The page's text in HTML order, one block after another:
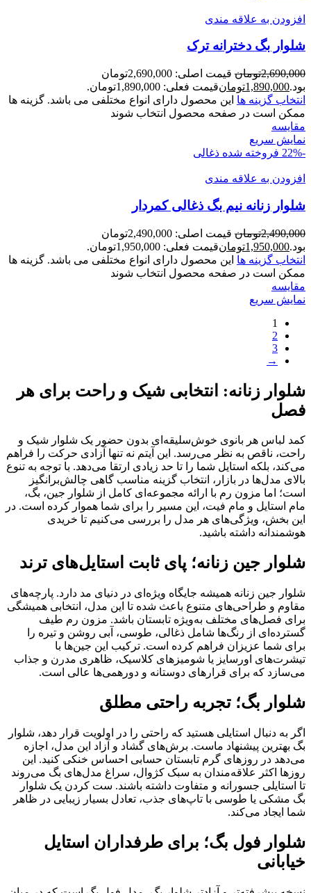
افزودن به علاقه مندی
شلوار بگ دخترانه ترک
2,690,000تومان
قیمت اصلی: 2,690,000تومان
بود.1,890,000تومانقیمت فعلی: 1,890,000تومان.
انتخاب گزینه ها این محصول دارای انواع مختلفی می باشد. گزینه ها
ممکن است در صفحه محصول انتخاب شوند
مقايسه
نمایش سریع
-22%
فروخته شده ذغالی
افزودن به علاقه مندی
شلوار زنانه نيم بگ ذغالی کمردار
2,490,000تومان
قیمت اصلی: 2,490,000تومان
بود.1,950,000تومانقیمت فعلی: 1,950,000تومان.
انتخاب گزینه ها این محصول دارای انواع مختلفی می باشد. گزینه ها
ممکن است در صفحه محصول انتخاب شوند
مقايسه
نمایش سریع
1
2
3
→
شلوار زنانه: انتخابی شیک و راحت برای هر
فصل
کمد لباس هر بانوی خوش‌سلیقه‌ای بدون حضور یک شلوار شیک و
راحت، ناقص به نظر می‌رسد. این آیتم نه تنها آزادی حرکت را فراهم
می‌کند، بلکه استایل شما را تا حد زیادی ارتقا می‌دهد. با توجه به تنوع
بالای مدل‌ها در بازار، انتخاب گزینه مناسب گاهی چالش‌برانگیز
است؛ اما مزون رم با ارائه مجموعه‌ای کامل از شلوار جین، بگ،
مام استایل و مام فیت، این مسیر را برای شما هموار کرده است. در
این بخش، ویژگی‌های هر مدل را بررسی می‌کنیم تا خریدی
هوشمندانه داشته باشید.
شلوار جین زنانه؛ پای ثابت استایل‌های ترند
شلوار جین زنانه همیشه جایگاه ویژه‌ای در دنیای مد دارد. پارچه‌های
مقاوم و طراحی‌های متنوع باعث شده تا این مدل، انتخابی همیشگی
برای فصل‌های مختلف به‌ویژه تابستان باشد. مزون رم طیف
گسترده‌ای از رنگ‌ها شامل ذغالی، طوسی، آبی روشن و تیره را
برای شما عزیزان فراهم کرده است. ترکیب این جین‌ها با
تیشرت‌های اورسایز یا شومیزهای کلاسیک، ظاهری مدرن و جذاب
می‌سازد که برای قرارهای دوستانه و دورهمی‌ها عالی است.
شلوار بگ؛ تجربه راحتی مطلق
اگر به دنبال استایلی هستید که راحتی را در اولویت قرار دهد، شلوار
بگ بهترین پیشنهاد ماست. برش‌های گشاد و آزاد این مدل، اجازه
می‌دهد در روزهای گرم تابستان حسابی احساس خنکی کنید. این
روزها اکثر علاقه‌مندان به سبک کژوال، سراغ مدل‌های بگ می‌روند
تا استایلی جسورانه و متفاوت داشته باشند. ست کردن یک شلوار
بگ مشکی یا طوسی با تاپ‌های جذب، تعادل بسیار زیبایی در ظاهر
شما ایجاد می‌کند.
شلوار فول بگ؛ برای طرفداران استایل
خیابانی